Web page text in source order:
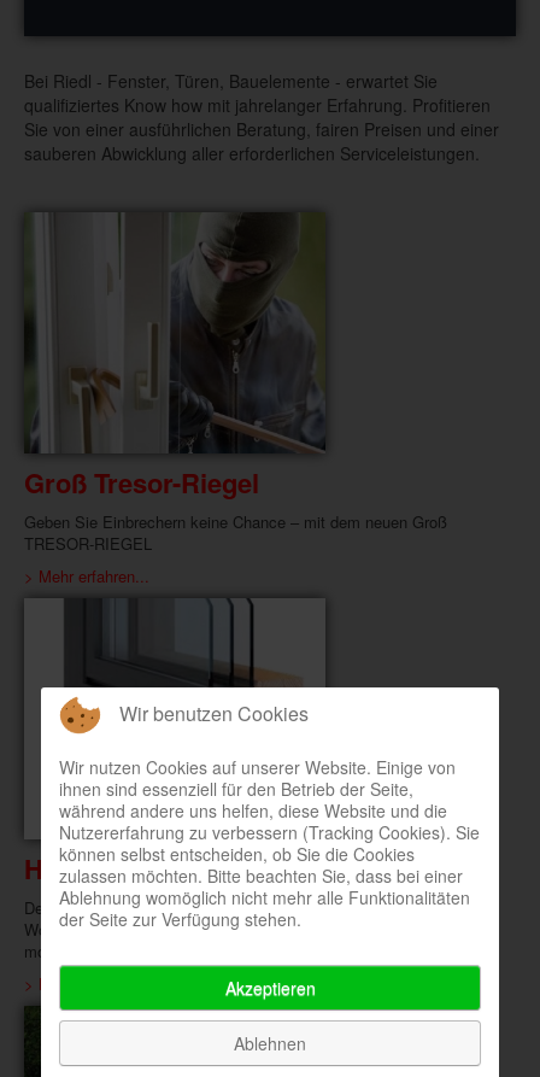
Bei Riedl - Fenster, Türen, Bauelemente - erwartet Sie
qualifiziertes Know how mit jahrelanger Erfahrung. Profitieren
Sie von einer ausführlichen Beratung, fairen Preisen und einer
sauberen Abwicklung aller erforderlichen Serviceleistungen.
Groß Tresor-Riegel
Geben Sie Einbrechern keine Chance – mit dem neuen Groß
TRESOR-RIEGEL
> Mehr erfahren...
Holz-Alu-Fenster
Der Rohstoff Holz ist im Innenbereich sichtbar und sorgt für warmes
Wohnambiente. Außen ist der robuste Werkstoff Aluminium für ein
modernes und zeitloses Design.
> Mehr erfahren...
Wir benutzen Cookies
Wir nutzen Cookies auf unserer Website. Einige von
ihnen sind essenziell für den Betrieb der Seite,
während andere uns helfen, diese Website und die
Nutzererfahrung zu verbessern (Tracking Cookies). Sie
können selbst entscheiden, ob Sie die Cookies
zulassen möchten. Bitte beachten Sie, dass bei einer
Ablehnung womöglich nicht mehr alle Funktionalitäten
der Seite zur Verfügung stehen.
Akzeptieren
Ablehnen